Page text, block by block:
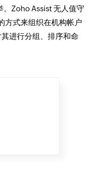
Zoho Assist 无人值守
方式来组织在机构帐户
进行分组、排序和命